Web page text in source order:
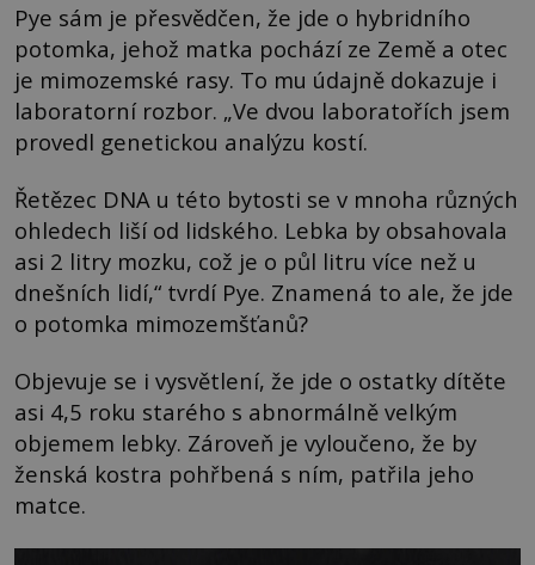
Pye sám je přesvědčen, že jde o hybridního
potomka, jehož matka pochází ze Země a otec
je mimozemské rasy. To mu údajně dokazuje i
laboratorní rozbor. „Ve dvou laboratořích jsem
provedl genetickou analýzu kostí.
Řetězec DNA u této bytosti se v mnoha různých
ohledech liší od lidského. Lebka by obsahovala
asi 2 litry mozku, což je o půl litru více než u
dnešních lidí,“ tvrdí Pye. Znamená to ale, že jde
o potomka mimozemšťanů?
Objevuje se i vysvětlení, že jde o ostatky dítěte
asi 4,5 roku starého s abnormálně velkým
objemem lebky. Zároveň je vyloučeno, že by
ženská kostra pohřbená s ním, patřila jeho
matce.